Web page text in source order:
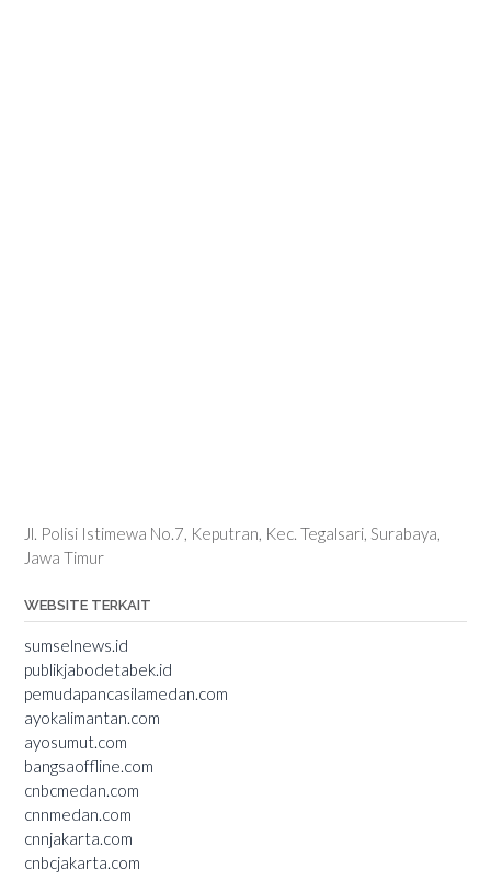
Jl. Polisi Istimewa No.7, Keputran, Kec. Tegalsari, Surabaya,
Jawa Timur
WEBSITE TERKAIT
sumselnews.id
publikjabodetabek.id
pemudapancasilamedan.com
ayokalimantan.com
ayosumut.com
bangsaoffline.com
cnbcmedan.com
cnnmedan.com
cnnjakarta.com
cnbcjakarta.com